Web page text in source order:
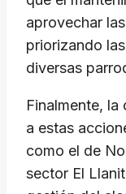
aprovechar
priorizando
diversas
Finalmente,
a estas
como el de
sector El